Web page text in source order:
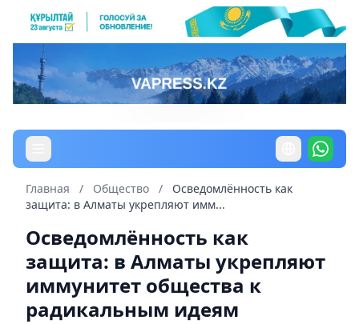
Главная / Общество /
Осведомлённость как
защита: в Алматы укрепляют имм...
Осведомлённость как
защита: в Алматы укрепляют
иммунитет общества к
радикальным идеям